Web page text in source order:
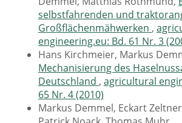
selbstfahrenden und
Großflächenmähwerken ,
engineering.eu: Bd. 61 Nr. 3
Hans Kirchmeier, Markus
Mechanisierung des
Deutschland , agricultural
65 Nr. 4 (2010)
Markus Demmel, Eckart